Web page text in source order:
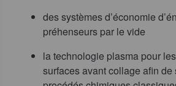
des systèmes d’économie
préhenseurs par le vide
la technologie plasma pour
surfaces avant collage afin de